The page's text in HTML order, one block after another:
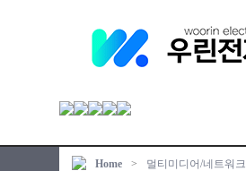
Home > 멀티미디어/네트워크